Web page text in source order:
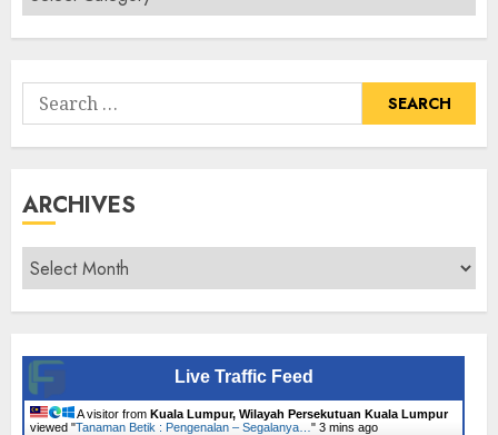
Senarai
Tumbuhan
Search
for:
ARCHIVES
Archives
Live Traffic Feed
A visitor from Kuala Lumpur, Wilayah Persekutuan Kuala Lumpur
viewed "Tanaman Betik : Pengenalan – Segalanya… " 3 mins ago